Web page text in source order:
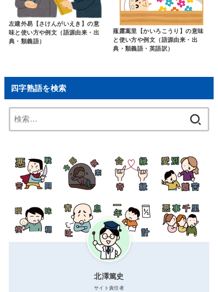
左建外易【さけんがいえき】の意
味と使い方や例文（語源由来・出
典・類義語）
薤露蒿里【かいろこうり】の意味
と使い方や例文（語源由来・出
典・類義語・英語訳）
四字熟語を検索
索:
北澤篤史
サイト責任者